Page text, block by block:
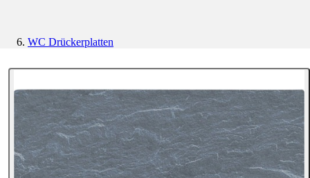
WC Drückerplatten